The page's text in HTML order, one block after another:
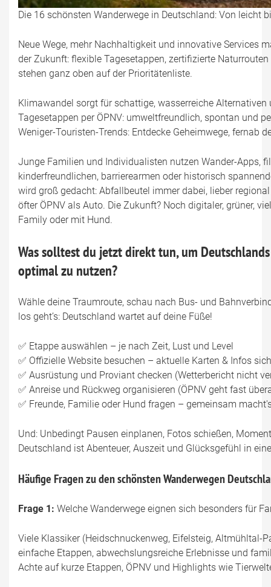
Die 16 schönsten Wanderwege in Deutschland: Von leicht
Neue Wege, mehr Nachhaltigkeit und innovative Services
der Zukunft: flexible Tagesetappen, zertifizierte
stehen ganz oben auf der Prioritätenliste.
Klimawandel sorgt für schattige, wasserreiche Alternativen
Tagesetappen per ÖPNV: umweltfreundlich, spontan und
Weniger-Touristen-Trends: Entdecke Geheimwege, fernab
Junge Familien und Individualisten nutzen Wander-Apps,
kinderfreundlichen, barrierearmen oder historisch
wird groß gedacht: Abfallbeutel immer dabei, lieber
öfter ÖPNV als Auto. Die Zukunft? Noch digitaler, grüner,
Family oder mit Hund.
Was solltest du jetzt direkt tun, um
optimal zu nutzen?
Wähle deine Traumroute, schau nach Bus- und
los geht’s: Deutschland wartet auf deine Füße!
✅ Etappe auswählen – je nach Zeit, Lust und Level
✅ Offizielle Website besuchen – aktuelle Karten & Infos
✅ Ausrüstung und Proviant checken (Wetterbericht nicht
✅ Anreise und Rückweg organisieren (ÖPNV geht fast
✅ Freunde, Familie oder Hund fragen – gemeinsam
Und: Unbedingt Pausen einplanen, Fotos schießen,
Deutschland ist Abenteuer, Auszeit und Glücksgefühl in
Häufige Fragen zu den schönsten Wanderwegen
Frage 1: Welche Wanderwege eignen sich besonders für
Viele Klassiker (Heidschnuckenweg, Eifelsteig, Altmühltal-
einfache Etappen, abwechslungsreiche Erlebnisse und
Achte auf kurze Etappen, ÖPNV und Highlights wie